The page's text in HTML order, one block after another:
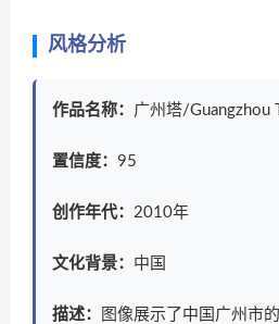
风格分析
作品名称： 广州塔/Guangzhou
置信度： 95
创作年代： 2010年
文化背景： 中国
描述：
图像展示了中国广州市